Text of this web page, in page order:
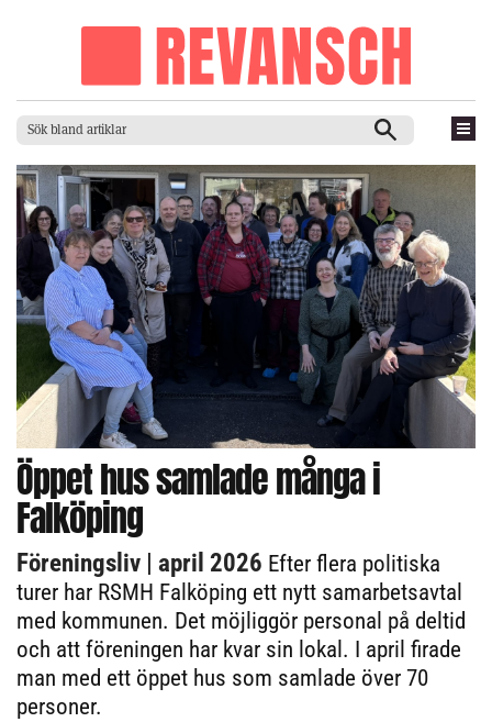
Öppet hus samlade många i
Falköping
Föreningsliv | april 2026 Efter flera politiska
turer har RSMH Falköping ett nytt samarbetsavtal
med kommunen. Det möjliggör personal på deltid
och att föreningen har kvar sin lokal. I april firade
man med ett öppet hus som samlade över 70
personer.